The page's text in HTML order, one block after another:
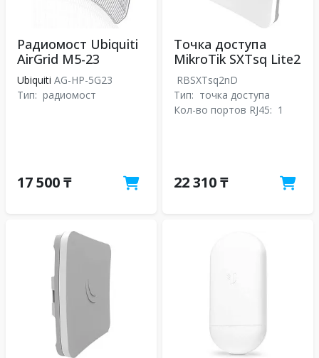
Радиомост Ubiquiti
AirGrid M5-23
Ubiquiti AG-HP-5G23
Тип: радиомост
17 500 ₸
Точка доступа
MikroTik SXTsq Lite2
RBSXTsq2nD
Тип: точка доступа
Кол-во портов RJ45: 1
22 310 ₸